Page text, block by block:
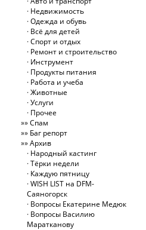
Недвижимость
Одежда и обувь
Всё для детей
Спорт и отдых
Ремонт и строительство
Инструмент
Продукты питания
Работа и учеба
Животные
Услуги
Прочее
Спам
Баг репорт
Архив
Народный кастинг
Тёрки недели
Каждую пятницу
WISH LIST на DFM-
Саяногорск
Вопросы Екатерине Медюк
Вопросы Василию
Маратканову